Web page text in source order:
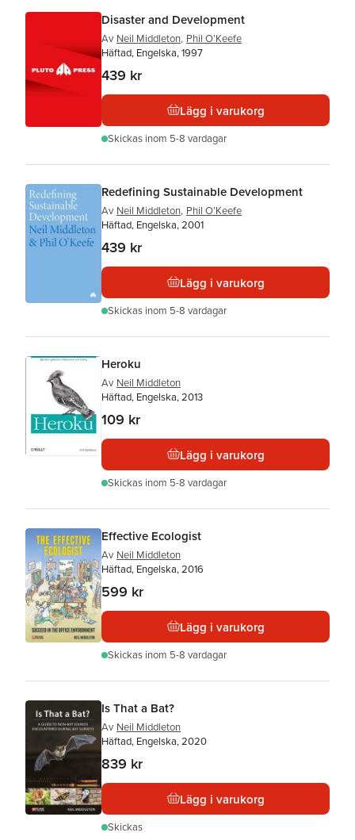
Disaster and Development
Av Neil Middleton, Phil O’Keefe
Häftad, Engelska, 1997
439 kr
Lägg i varukorg
Skickas inom 5-8 vardagar
Redefining Sustainable Development
Av Neil Middleton, Phil O’Keefe
Häftad, Engelska, 2001
439 kr
Lägg i varukorg
Skickas inom 5-8 vardagar
Heroku
Av Neil Middleton
Häftad, Engelska, 2013
109 kr
Lägg i varukorg
Skickas inom 5-8 vardagar
Effective Ecologist
Av Neil Middleton
Häftad, Engelska, 2016
599 kr
Lägg i varukorg
Skickas inom 5-8 vardagar
Is That a Bat?
Av Neil Middleton
Häftad, Engelska, 2020
839 kr
Lägg i varukorg
Skickas